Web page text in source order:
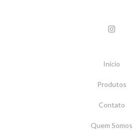
Início
Produtos
Contato
Quem Somos